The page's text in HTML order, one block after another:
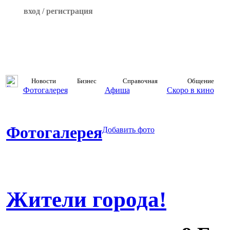
вход / регистрация
Новости Бизнес Справочная Общение
Фотогалерея Афиша Скоро в кино
ФотогалереяДобавить фото
Жители города!